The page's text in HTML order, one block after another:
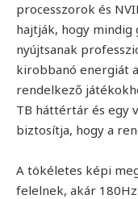
processzorok és
hajtják, hogy
nyújtsanak
kirobbanó energiát
rendelkező
TB háttértár és egy
biztosítja, hogy a
A tökéletes képi
felelnek, akár